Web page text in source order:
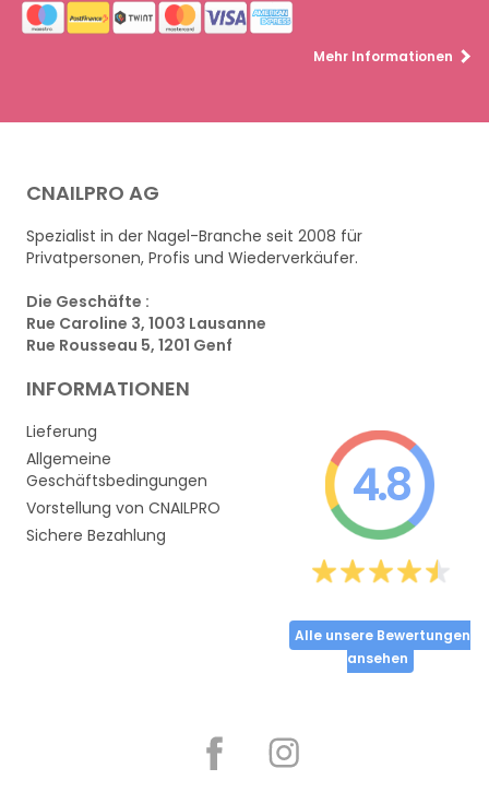
Mehr Informationen
CNAILPRO AG
Spezialist in der Nagel-Branche seit 2008 für
Privatpersonen, Profis und Wiederverkäufer.
Die Geschäfte :
Rue Caroline 3, 1003 Lausanne
Rue Rousseau 5, 1201 Genf
INFORMATIONEN
Lieferung
Allgemeine
Geschäftsbedingungen
Vorstellung von CNAILPRO
Sichere Bezahlung
4.8
Alle unsere Bewertungen
ansehen